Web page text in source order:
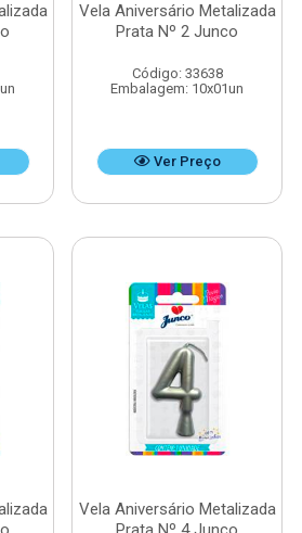
Vela Aniversário Metalizada
Prata Nº 2 Junco
Código: 33638
Embalagem: 10x01un
Ver Preço
Vela Aniversário Metalizada